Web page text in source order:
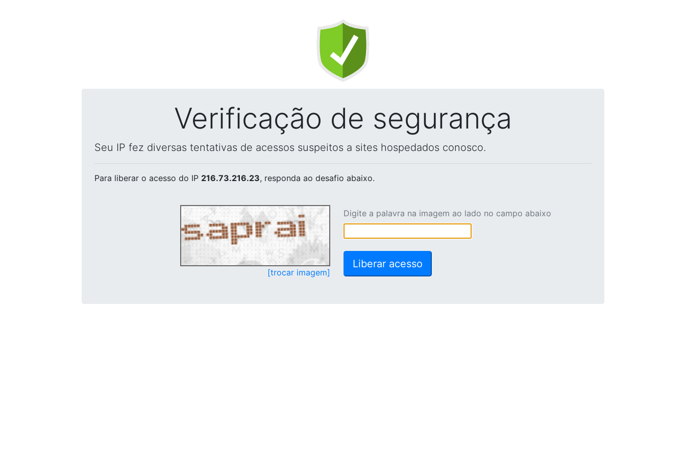
Verificação de segurança
Seu IP fez diversas tentativas de acessos suspeitos a sites hospedados conosco.
Para liberar o acesso do IP 216.73.216.23, responda ao desafio abaixo.
[trocar imagem]
Digite a palavra na imagem ao lado no campo abaixo